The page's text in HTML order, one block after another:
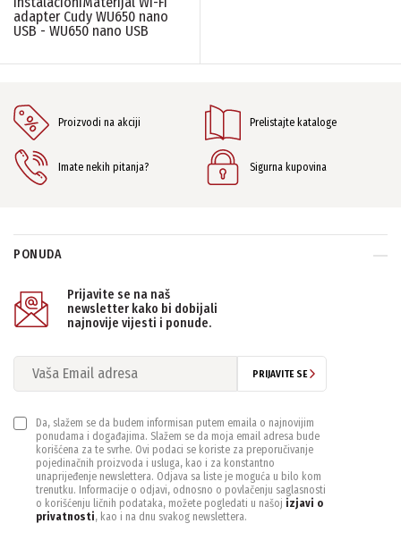
InstalacioniMaterijal (1)
PONIŠTITE SVE FILTERE
adapter Cudy WU650 nano
USB - WU650 nano USB
Proizvodi na akciji Prelistajte kataloge
Imate nekih pitanja? Sigurna kupovina
PONUDA
Prijavite se na naš
newsletter kako bi dobijali
najnovije vijesti i ponude.
PRIJAVITE SE
Da, slažem se da budem informisan putem emaila o najnovijim
ponudama i događajima. Slažem se da moja email adresa bude
korišćena za te svrhe. Ovi podaci se koriste za preporučivanje
pojedinačnih proizvoda i usluga, kao i za konstantno
unaprijeđenje newslettera. Odjava sa liste je moguća u bilo kom
trenutku. Informacije o odjavi, odnosno o povlačenju saglasnosti
o korišćenju ličnih podataka, možete pogledati u našoj izjavi o
privatnosti, kao i na dnu svakog newslettera.